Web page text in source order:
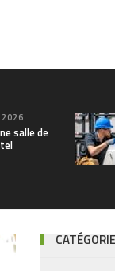
2026
salle de